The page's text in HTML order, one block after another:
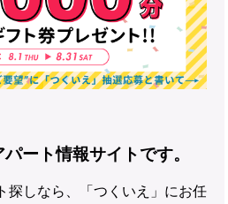
ート情報サイトです。
探しなら、「つくいえ」にお任